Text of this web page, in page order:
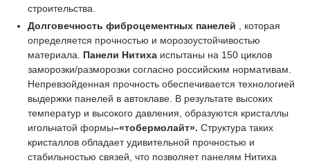
строительства.
Долговечность фиброцементных панелей
, которая
определяется прочностью и морозоустойчивостью
материала. Панели Нитиха испытаны на 150 циклов
заморозки/разморозки согласно российским нормативам.
Непревзойденная прочность обеспечивается технологией
выдержки панелей в автоклаве. В результате высоких
температур и высокого давления, образуются кристаллы
игольчатой формы–«тобермолайт». Структура таких
кристаллов обладает удивительной прочностью и
стабильностью связей, что позволяет панелям Нитиха